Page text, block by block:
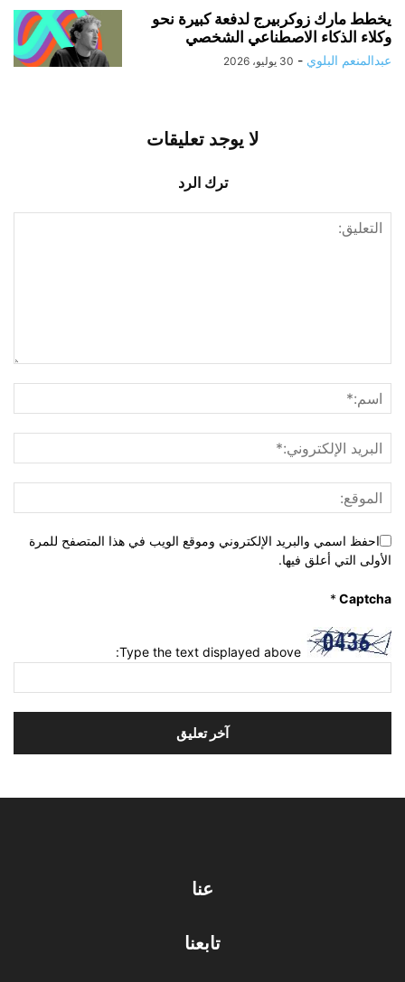
يخطط مارك زوكربيرج لدفعة كبيرة نحو
وكلاء الذكاء الاصطناعي الشخصي
عبدالمنعم البلوي - 30 يوليو، 2026
لا يوجد تعليقات
ترك الرد
احفظ اسمي والبريد الإلكتروني وموقع الويب في هذا المتصفح للمرة
الأولى التي أعلق فيها.
Captcha
*
Type the text displayed above:
عنا
تابعنا